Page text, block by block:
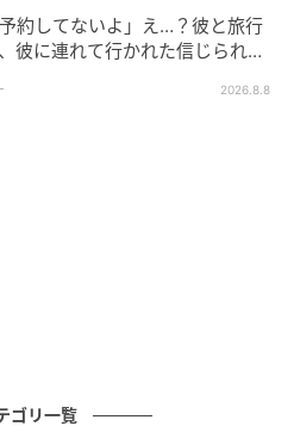
予約してないよ」え…？彼と旅行
彼に連れて行かれた信じられな
2026.8.8
ゴリ一覧